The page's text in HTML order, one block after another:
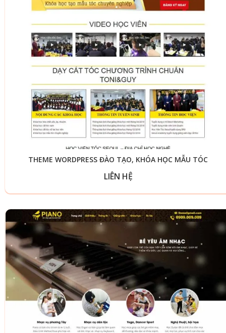
THEME WORDPRESS ĐÀO TẠO, KHÓA HỌC MẪU TÓC
LIÊN HỆ